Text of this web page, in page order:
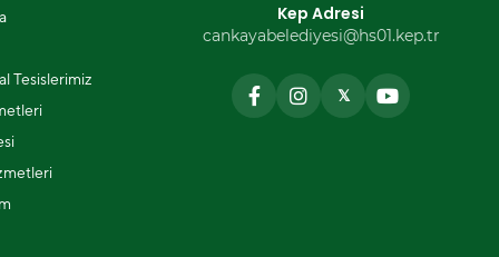
Tesislerimiz
Kep Adresi
cankayabelediyesi@hs01.kep.tr
𝕏